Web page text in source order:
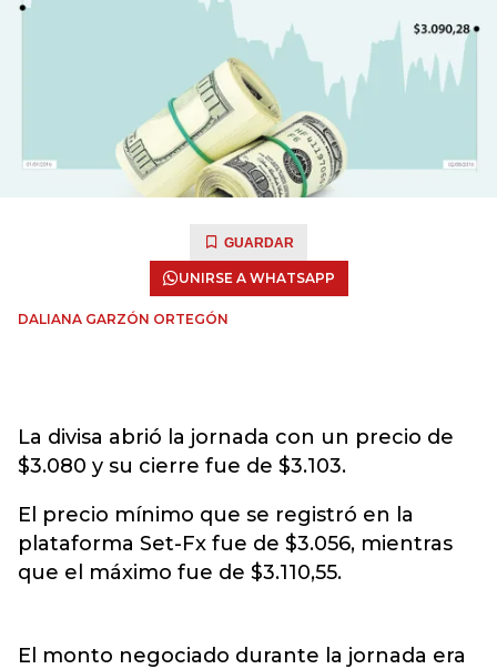
GUARDAR
UNIRSE A WHATSAPP
DALIANA GARZÓN ORTEGÓN
La divisa abrió la jornada con un precio de
$3.080 y su cierre fue de $3.103.
El precio mínimo que se registró en la
plataforma Set-Fx fue de $3.056, mientras
que el máximo fue de $3.110,55.
El monto negociado durante la jornada era